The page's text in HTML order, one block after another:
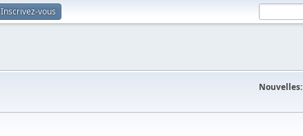
Inscrivez-vous
Nouvelles: